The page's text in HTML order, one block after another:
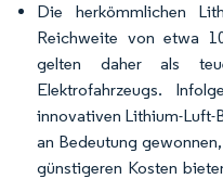
Die herkömmlichen
Reichweite von etwa
gelten daher als
Elektrofahrzeugs.
innovativen Lithium-
an Bedeutung
günstigeren Kosten